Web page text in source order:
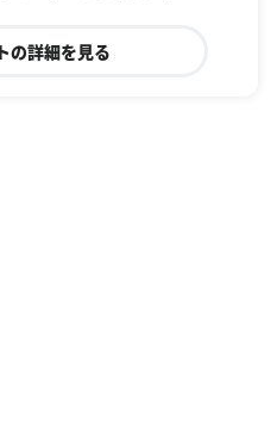
の詳細を見る